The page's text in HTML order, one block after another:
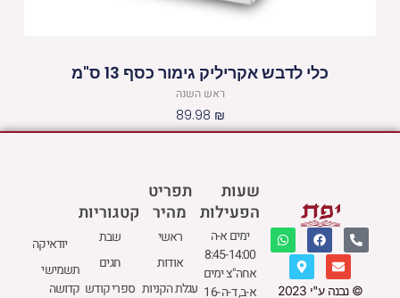
כלי לדבש אקריליק גימור כסף 13 ס"מ
ראש השנה
89.98 ₪
שעות
הפעילות
ימים א-ה
8:45-14:00
אחה"צ ימים
א-ב, ד-ה 16-
תפריט
מהיר
ראשי
אודות
עגלת הקניות
P
h
o
e
F
a
c
b
W
h
a
s
E
v
e
l
M
p
-
m
© נבנה ע"י 2023
קטגוריות
שבת
חגים
ספרי קודש
יודאיקה
תשמישי
קדושה